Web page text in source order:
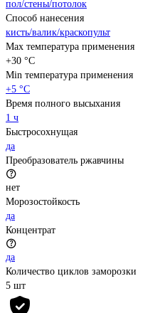
пол/стены/потолок
Способ нанесения
кисть/валик/краскопульт
Max температура применения
+30 °С
Min температура применения
+5 °С
Время полного высыхания
1 ч
Быстросохнущая
да
Преобразователь ржавчины
нет
Морозостойкость
да
Концентрат
да
Количество циклов заморозки
5 шт